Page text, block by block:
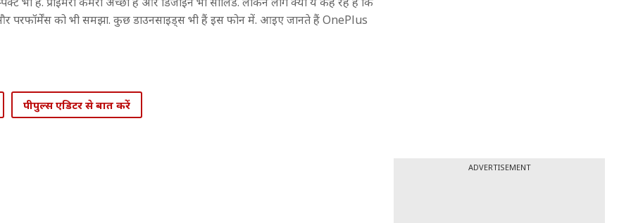
परफॉर्मेंस को भी समझा. कुछ डाउनसाइड्स भी हैं इस फोन में. आइए जानते हैं OnePlus
पीपुल्स एडिटर से बात करें
ADVERTISEMENT